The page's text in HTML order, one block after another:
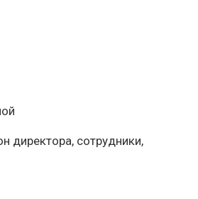
директора, сотрудники,